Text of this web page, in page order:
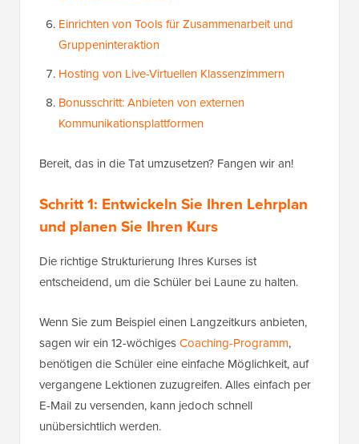
Einrichten von Tools für Zusammenarbeit und
Gruppeninteraktion
Hosting von Live-Virtuellen Klassenzimmern
Bonusschritt: Anbieten von externen
Kommunikationsplattformen
Bereit, das in die Tat umzusetzen? Fangen wir an!
Schritt 1: Entwickeln Sie Ihren Lehrplan
und planen Sie Ihren Kurs
Die richtige Strukturierung Ihres Kurses ist
entscheidend, um die Schüler bei Laune zu halten.
Wenn Sie zum Beispiel einen Langzeitkurs anbieten,
sagen wir ein 12-wöchigesCoaching-Programm,
benötigen die Schüler eine einfache Möglichkeit, auf
vergangene Lektionen zuzugreifen. Alles einfach per
E-Mail zu versenden, kann jedoch schnell
unübersichtlich werden.